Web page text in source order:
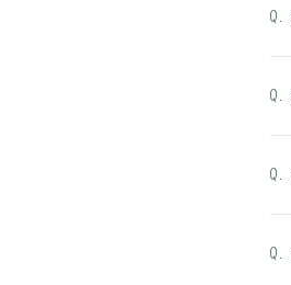
Q.
Q.
Q.
Q.